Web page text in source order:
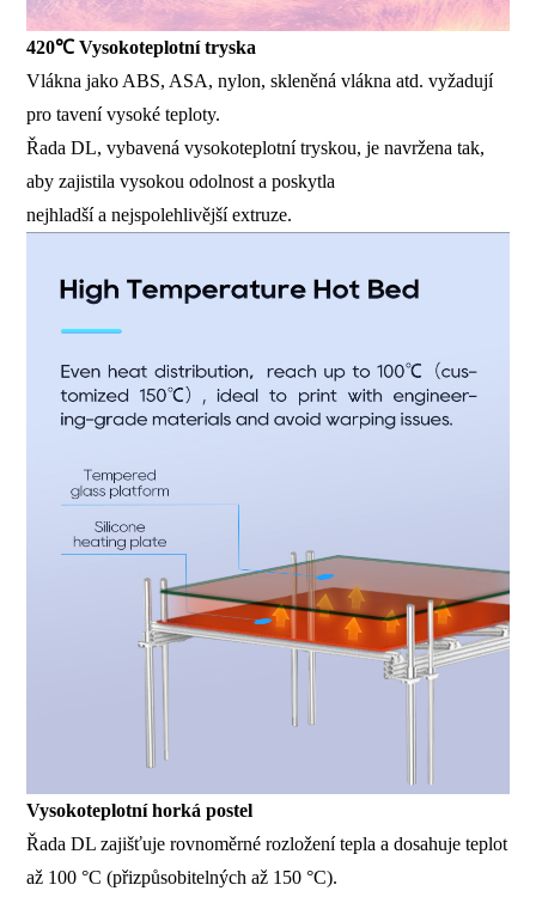
420℃ Vysokoteplotní tryska
Vlákna jako ABS, ASA, nylon, skleněná vlákna atd. vyžadují
pro tavení vysoké teploty.
Řada DL, vybavená vysokoteplotní tryskou, je navržena tak,
aby zajistila vysokou odolnost a poskytla
nejhladší a nejspolehlivější extruze.
Vysokoteplotní horká postel
Řada DL zajišťuje rovnoměrné rozložení tepla a dosahuje teplot
až 100 °C (přizpůsobitelných až 150 °C).